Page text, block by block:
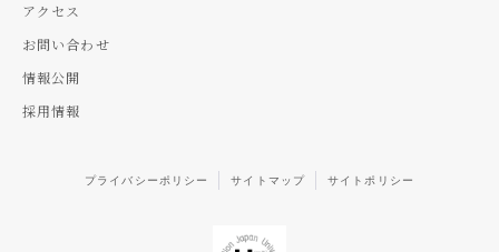
アクセス
お問い合わせ
情報公開
採用情報
プライバシーポリシー サイトマップ サイトポリシー